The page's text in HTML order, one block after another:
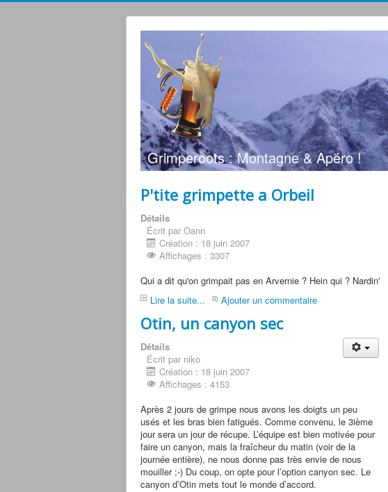
Grimperoots : Montagne & Apéro !
P'tite grimpette a Orbeil
Détails
Écrit par Oann
Création : 18 juin 2007
Affichages : 3307
Qui a dit qu'on grimpait pas en Arvernie ? Hein qui ? Nardin'
Lire la suite...
Ajouter un commentaire
Otin, un canyon sec
Détails
Écrit par niko
Création : 18 juin 2007
Affichages : 4153
Après 2 jours de grimpe nous avons les doigts un peu
usés et les bras bien fatigués. Comme convenu, le 3ième
jour sera un jour de récupe. L’équipe est bien motivée pour
faire un canyon, mais la fraîcheur du matin (voir de la
journée entière), ne nous donne pas très envie de nous
mouiller ;-) Du coup, on opte pour l’option canyon sec. Le
canyon d’Otin mets tout le monde d’accord.